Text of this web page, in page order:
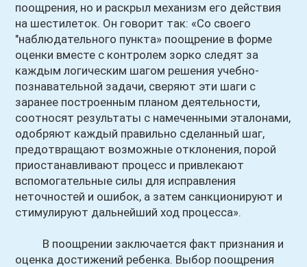
поощрения, но и раскрыл механизм его действия
на шестилеток. Он говорит так: «Со своего
"наблюдательного пункта» поощрение в форме
оценки вместе с контролем зорко следят за
каждым логическим шагом решения учебно-
познавательной задачи, сверяют эти шаги с
заранее построенным планом деятельности,
соотносят результаты с намеченными эталонами,
одобряют каждый правильно сделанный шаг,
предотвращают возможные отклонения, порой
приостанавливают процесс и привлекают
вспомогательные силы для исправления
неточностей и ошибок, а затем санкционируют и
стимулируют дальнейший ход процесса».
В поощрении заключается факт признания и
оценка достижений ребенка. Выбор поощрения